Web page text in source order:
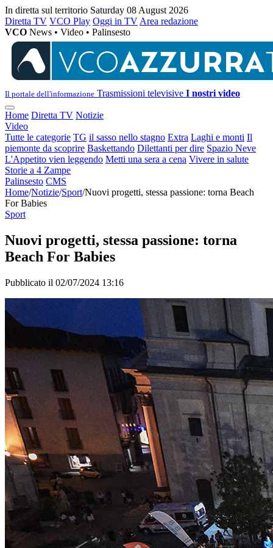
In diretta sul territorio Saturday 08 August 2026
Diretta TV VCO Play Oggi in TV Area redazione
VCO News • Video • Palinsesto
Il portale dell'informazione Trasmissioni televisive I nostri video
Home Diretta TV Notizie
Video
Tutte le categorie TG il sasso nello stagno Extra Laghi e monti Il
piemonte da scoprire Baskettando Dilettanti per dire Spazio Neve
L'Appetito vien leggendo Metti una sera a cena Vivere in salute
Storie a 4 Zampe
Palinsesto CMS
Home/Notizie/Sport/Nuovi progetti, stessa passione: torna Beach
For Babies
Sport
Nuovi progetti, stessa passione: torna
Beach For Babies
Pubblicato il 02/07/2024 13:16